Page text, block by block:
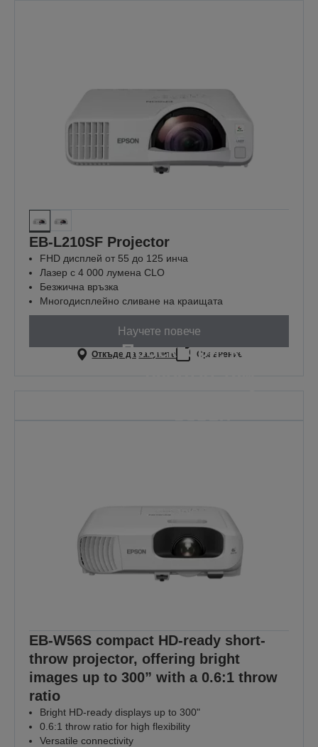
EB-L210SF Projector
FHD дисплей от 55 до 125 инча
Лазер с 4 000 лумена CLO
Безжична връзка
Многодисплейно сливане на краищата
Научете повече
Откъде да закупите Сравнение
Проектори, които
EB-W56S compact HD-ready short-
throw projector, offering bright
images up to 300” with a 0.6:1 throw
ratio
Bright HD-ready displays up to 300"
0.6:1 throw ratio for high flexibility
Versatile connectivity